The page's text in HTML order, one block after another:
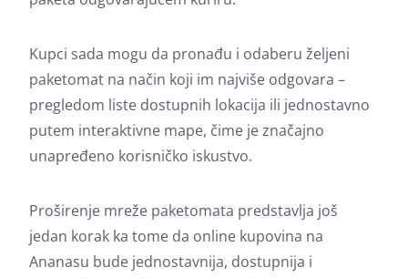
Kupci sada mogu da pronađu i odaberu željeni
paketomat na način koji im najviše odgovara –
pregledom liste dostupnih lokacija ili jednostavno
putem interaktivne mape, čime je značajno
unapređeno korisničko iskustvo.
Proširenje mreže paketomata predstavlja još
jedan korak ka tome da online kupovina na
Ananasu bude jednostavnija, dostupnija i